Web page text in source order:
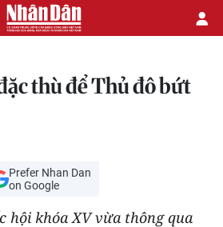
thù để Thủ đô bứt
Prefer Nhan Dan
on Google
hội khóa XV vừa thông qua